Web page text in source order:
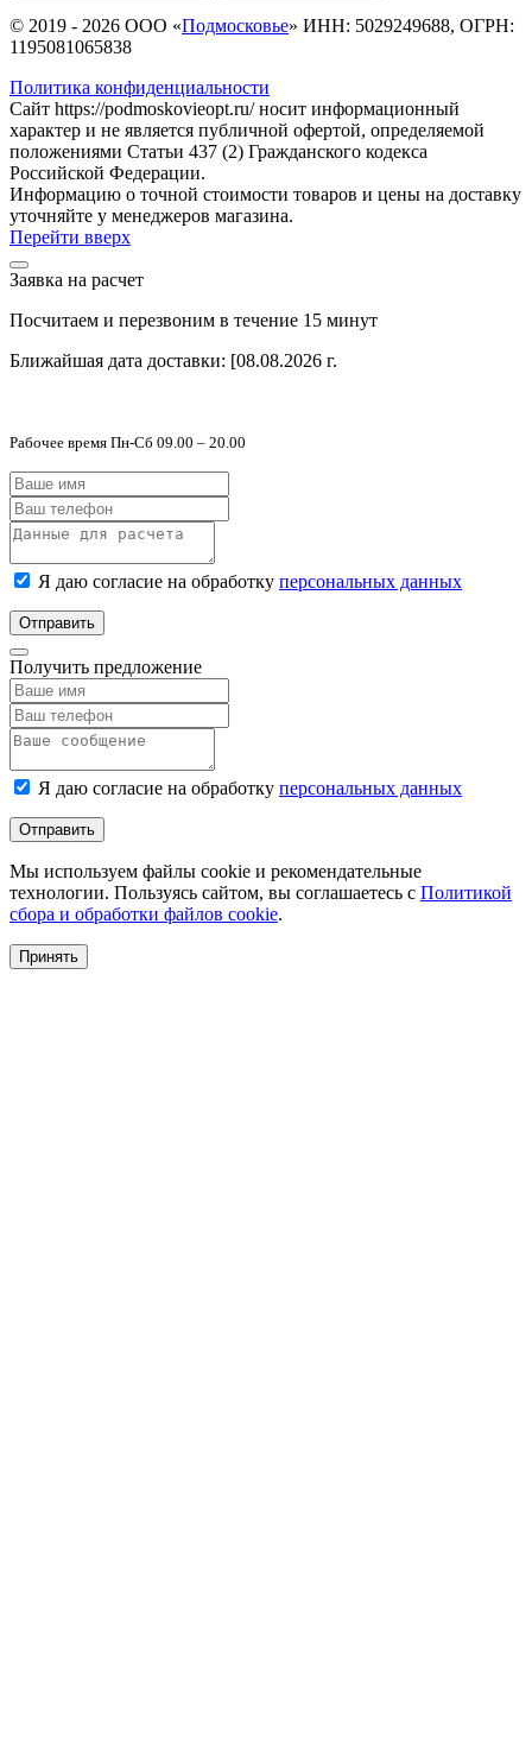
© 2019 - 2026 ООО «Подмосковье» ИНН: 5029249688, ОГРН:
1195081065838
Политика конфиденциальности
Сайт https://podmoskovieopt.ru/ носит информационный
характер и не является публичной офертой, определяемой
положениями Статьи 437 (2) Гражданского кодекса
Российской Федерации.
Информацию о точной стоимости товаров и цены на доставку
уточняйте у менеджеров магазина.
Перейти вверх
Заявка на расчет
Посчитаем и перезвоним в течение 15 минут
Ближайшая дата доставки: [08.08.2026 г.
Рабочее время Пн-Сб 09.00 – 20.00
Я даю согласие на обработку персональных данных
Отправить
Получить предложение
Я даю согласие на обработку персональных данных
Отправить
Мы используем файлы cookie и рекомендательные
технологии. Пользуясь сайтом, вы соглашаетесь с Политикой
сбора и обработки файлов cookie.
Принять